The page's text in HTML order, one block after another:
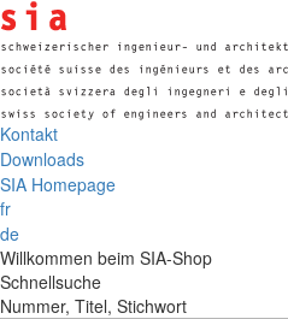
Kontakt
Downloads
SIA Homepage
fr
de
Willkommen beim SIA-Shop
Schnellsuche
Nummer, Titel, Stichwort